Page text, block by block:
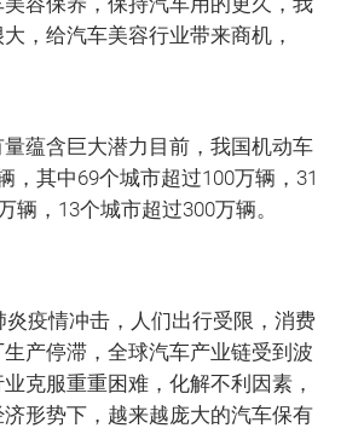
，给汽车美容行业带来商机，
蕴含巨大潜力目前，我国机动车
，其中69个城市超过100万辆，31
辆，13个城市超过300万辆。
炎疫情冲击，人们出行受限，消费
产停滞，全球汽车产业链受到波
克服重重困难，化解不利因素，
形势下，越来越庞大的汽车保有